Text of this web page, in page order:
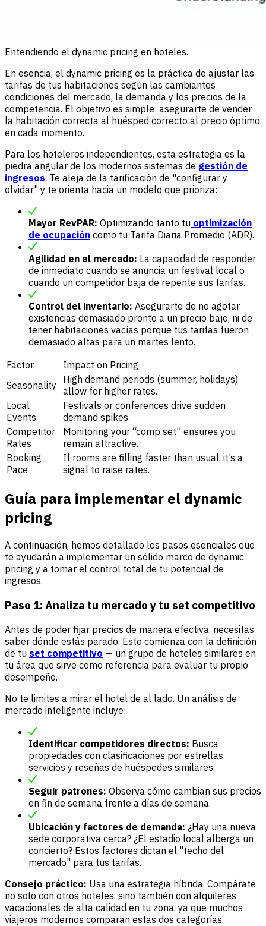
Entendiendo el dynamic pricing en hoteles.
En esencia, el dynamic pricing es la práctica de ajustar las
tarifas de tus habitaciones según las cambiantes
condiciones del mercado, la demanda y los precios de la
competencia. El objetivo es simple: asegurarte de vender
la habitación correcta al huésped correcto al precio óptimo
en cada momento.
Para los hoteleros independientes, esta estrategia es la
piedra angular de los modernos sistemas de gestión de
ingresos. Te aleja de la tarificación de "configurar y
olvidar" y te orienta hacia un modelo que prioriza:
Mayor RevPAR: Optimizando tanto tu optimización
de ocupación como tu Tarifa Diaria Promedio (ADR).
Agilidad en el mercado: La capacidad de responder
de inmediato cuando se anuncia un festival local o
cuando un competidor baja de repente sus tarifas.
Control del inventario: Asegurarte de no agotar
existencias demasiado pronto a un precio bajo, ni de
tener habitaciones vacías porque tus tarifas fueron
demasiado altas para un martes lento.
Factor
Impact on Pricing
Seasonality High demand periods (summer, holidays)
allow for higher rates.
Local
Events
Festivals or conferences drive sudden
demand spikes.
Competitor
Rates
Monitoring your “comp set” ensures you
remain attractive.
Booking
Pace
If rooms are filling faster than usual, it’s a
signal to raise rates.
Guía para implementar el dynamic
pricing
A continuación, hemos detallado los pasos esenciales que
te ayudarán a implementar un sólido marco de dynamic
pricing y a tomar el control total de tu potencial de
ingresos.
Paso 1: Analiza tu mercado y tu set competitivo
Antes de poder fijar precios de manera efectiva, necesitas
saber dónde estás parado. Esto comienza con la definición
de tu set competitivo — un grupo de hoteles similares en
tu área que sirve como referencia para evaluar tu propio
desempeño.
No te limites a mirar el hotel de al lado. Un análisis de
mercado inteligente incluye:
Identificar competidores directos: Busca
propiedades con clasificaciones por estrellas,
servicios y reseñas de huéspedes similares.
Seguir patrones: Observa cómo cambian sus precios
en fin de semana frente a días de semana.
Ubicación y factores de demanda: ¿Hay una nueva
sede corporativa cerca? ¿El estadio local alberga un
concierto? Estos factores dictan el "techo del
mercado" para tus tarifas.
Consejo práctico: Usa una estrategia híbrida. Compárate
no solo con otros hoteles, sino también con alquileres
vacacionales de alta calidad en tu zona, ya que muchos
viajeros modernos comparan estas dos categorías.